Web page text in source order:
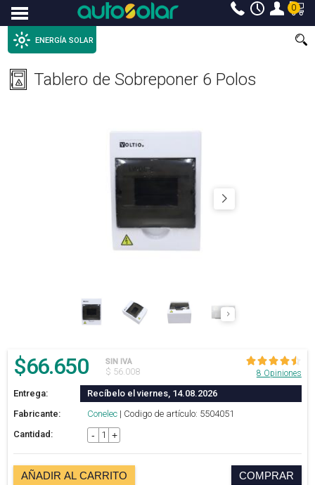
Menu 0
ENERGÍA SOLAR
Tablero de Sobreponer 6 Polos
$66.650 SIN IVA
$ 56.008 8 Opiniones
Entrega:
Recíbelo el viernes, 14.08.2026
Fabricante:
Conelec | Codigo de artículo: 5504051
Cantidad:
- +
AÑADIR AL CARRITO COMPRAR